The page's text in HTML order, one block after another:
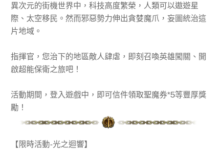
異次元的街機世界中，科技高度繁榮，人類可以遨遊星
際、太空移民。然而邪惡勢力伸出貪婪魔爪，妄圖統治這
片地域。
指揮官，您治下的地區敵人肆虐，即刻召喚英雄闖關、開
啟超能保衛之旅吧！
活動期間，登入遊戲中，即可信件領取聖魔券*5等豐厚獎
勵！
【限時活動-光之迴響】